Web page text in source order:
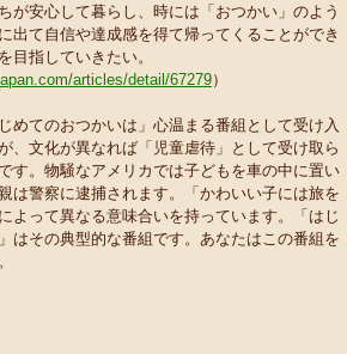
が安心して暮らし、時には「おつかい」のよう
出て自信や達成感を得て帰ってくることができ
目指していきたい。
articles/detail/67279）
めてのおつかいは」心温まる番組として受け入
、文化が異なれば「児童虐待」として受け取ら
す。物騒なアメリカでは子どもを車の中に置い
は警察に逮捕されます。「かわいい子には旅を
よって異なる意味合いを持っています。「はじ
はその典型的な番組です。あなたはこの番組を